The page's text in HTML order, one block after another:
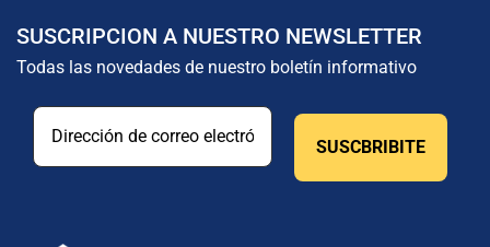
SUSCRIPCION A NUESTRO NEWSLETTER
Todas las novedades de nuestro boletín informativo